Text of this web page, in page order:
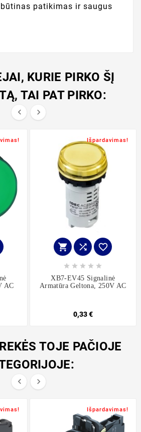
patikimas ir saugus
KURIE PIRKO ŠĮ
TAI PAT PIRKO:
 
AC
Išpardavimas!
  
    
XB7-EV45 Signalinė
Armatūra Geltona, 250V AC
0,33 €
TOJE PAČIOJE
 
Išpardavimas!